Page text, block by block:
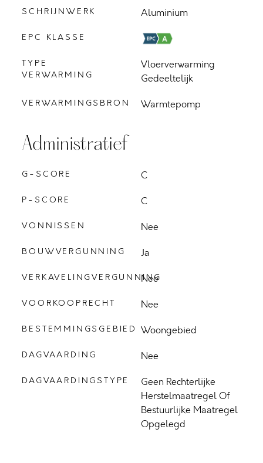
SCHRIJNWERK Aluminium
EPC KLASSE
TYPE
VERWARMING
Vloerverwarming
Gedeeltelijk
VERWARMINGSBRON Warmtepomp
Administratief
G-SCORE C
P-SCORE C
VONNISSEN Nee
BOUWVERGUNNING Ja
VERKAVELINGVERGUNNING
Nee
VOORKOOPRECHT Nee
BESTEMMINGSGEBIED Woongebied
DAGVAARDING Nee
DAGVAARDINGSTYPE
Geen Rechterlijke
Herstelmaatregel Of
Bestuurlijke Maatregel
Opgelegd